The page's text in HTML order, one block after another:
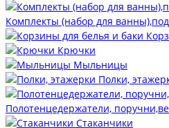
Комплекты (набор для
Крючки
Мыльницы
Полки,
Полотенцедержатели,
Стаканчики